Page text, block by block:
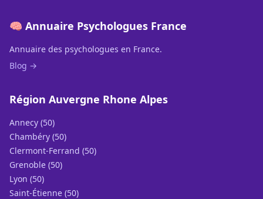
🧠 Annuaire Psychologues France
Annuaire des psychologues en France.
Blog →
Région Auvergne Rhone Alpes
Annecy (50)
Chambéry (50)
Clermont-Ferrand (50)
Grenoble (50)
Lyon (50)
Saint-Étienne (50)